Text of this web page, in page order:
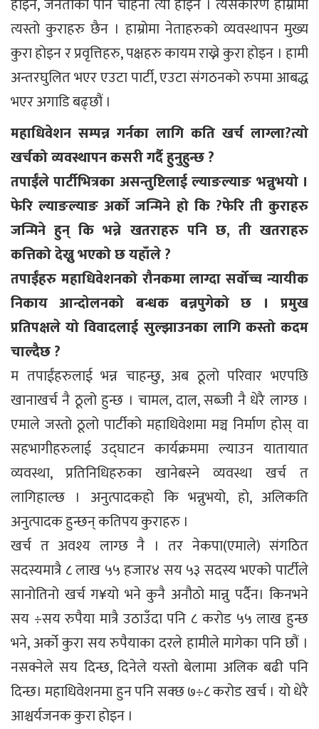
त्यस्तो कुराहरु छैन । हाम्रोमा नेताहरुको व्यवस्थापन मुख्य
कुरा होइन र प्रवृत्तिहरु, पक्षहरु कायम राख्ने कुरा होइन । हामी
अन्तरघुलित भएर एउटा पार्टी, एउटा संगठनको रुपमा आबद्ध
भएर अगाडि बढ्छौं ।
महाधिवेशन सम्पन्न गर्नका लागि कति खर्च लाग्ला?त्यो
खर्चको व्यवस्थापन कसरी गर्दै हुनुहुन्छ ?
तपाईंले पार्टीभित्रका असन्तुष्टिलाई ल्याङल्याङ भन्नुभयो ।
फेरि ल्याङल्याङ अर्को जन्मिने हो कि ?फेरि ती कुराहरु
जन्मिने हुन् कि भन्ने खतराहरु पनि छ, ती खतराहरु
कत्तिको देख्नु भएको छ यहाँले ?
तपाईंहरु महाधिवेशनको रौनकमा लाग्दा सर्वोच्च न्यायीक
निकाय आन्दोलनको बन्धक बन्नपुगेको छ । प्रमुख
प्रतिपक्षले यो विवादलाई सुल्झाउनका लागि कस्तो कदम
चाल्दैछ ?
म तपाईंहरुलाई भन्न चाहन्छु, अब ठूलो परिवार भएपछि
खानाखर्च नै ठूलो हुन्छ । चामल, दाल, सब्जी नै धेरै लाग्छ ।
एमाले जस्तो ठूलो पार्टीको महाधिवेशमा मञ्च निर्माण होस् वा
सहभागीहरुलाई उद्घाटन कार्यक्रममा ल्याउन यातायात
व्यवस्था, प्रतिनिधिहरुका खानेबस्ने व्यवस्था खर्च त
लागिहाल्छ । अनुत्पादकहो कि भन्नुभयो, हो, अलिकति
अनुत्पादक हुन्छन् कतिपय कुराहरु ।
खर्च त अवश्य लाग्छ नै । तर नेकपा(एमाले) संगठित
सदस्यमात्रै ८ लाख ५५ हजार४ सय ५३ सदस्य भएको पार्टीले
सानोतिनो खर्च ग¥यो भने कुनै अनौठो मान्नु पर्दैन। किनभने
सय ÷सय रुपैया मात्रै उठाउँदा पनि ८ करोड ५५ लाख हुन्छ
भने, अर्को कुरा सय रुपैयाका दरले हामीले मागेका पनि छौं ।
नसक्नेले सय दिन्छ, दिनेले यस्तो बेलामा अलिक बढी पनि
दिन्छ। महाधिवेशनमा हुन पनि सक्छ ७÷८ करोड खर्च । यो धेरै
आश्चर्यजनक कुरा होइन ।